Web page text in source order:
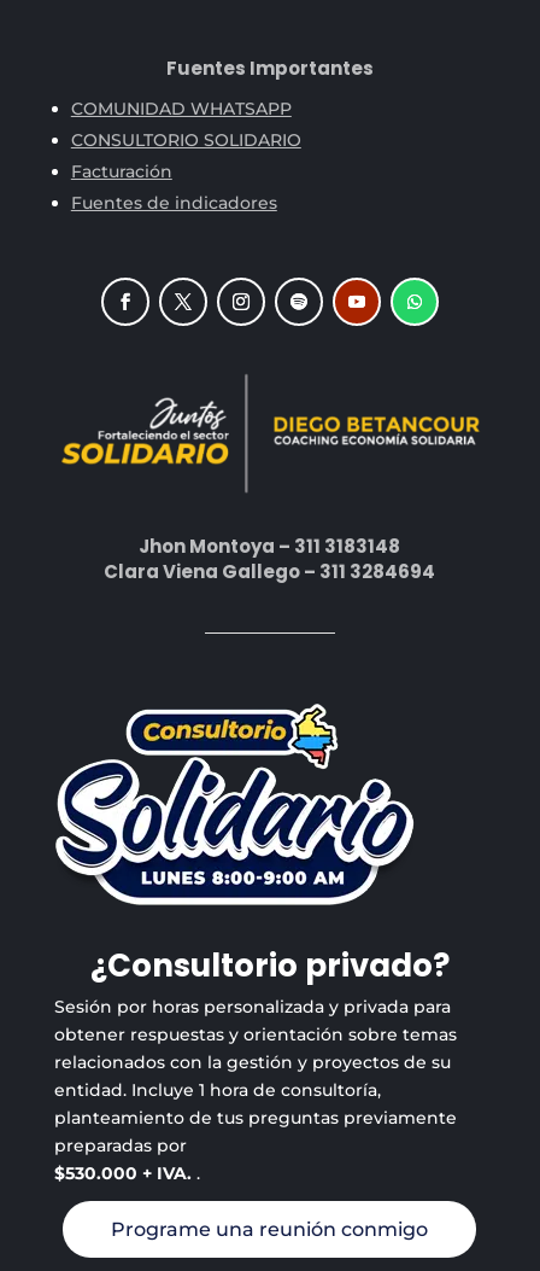
Fuentes Importantes
COMUNIDAD WHATSAPP
CONSULTORIO SOLIDARIO
Facturación
Fuentes de indicadores
Jhon Montoya – 311 3183148
Clara Viena Gallego – 311 3284694
¿Consultorio privado?
Sesión por horas personalizada y privada para
obtener respuestas y orientación sobre temas
relacionados con la gestión y proyectos de su
entidad. Incluye 1 hora de consultoría,
planteamiento de tus preguntas previamente
preparadas por
$530.000 + IVA. .
Programe una reunión conmigo